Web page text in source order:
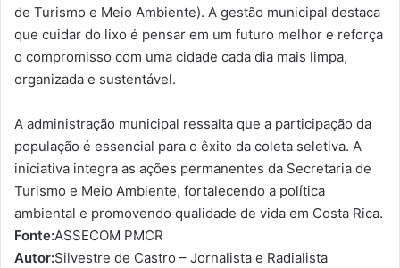
de Turismo e Meio Ambiente). A gestão municipal destaca
que cuidar do lixo é pensar em um futuro melhor e reforça
o compromisso com uma cidade cada dia mais limpa,
organizada e sustentável.
A administração municipal ressalta que a participação da
população é essencial para o êxito da coleta seletiva. A
iniciativa integra as ações permanentes da Secretaria de
Turismo e Meio Ambiente, fortalecendo a política
ambiental e promovendo qualidade de vida em Costa Rica.
Fonte:ASSECOM PMCR
Autor:Silvestre de Castro – Jornalista e Radialista